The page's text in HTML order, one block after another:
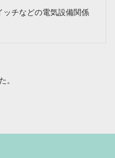
ッチなどの電気設備関係
。